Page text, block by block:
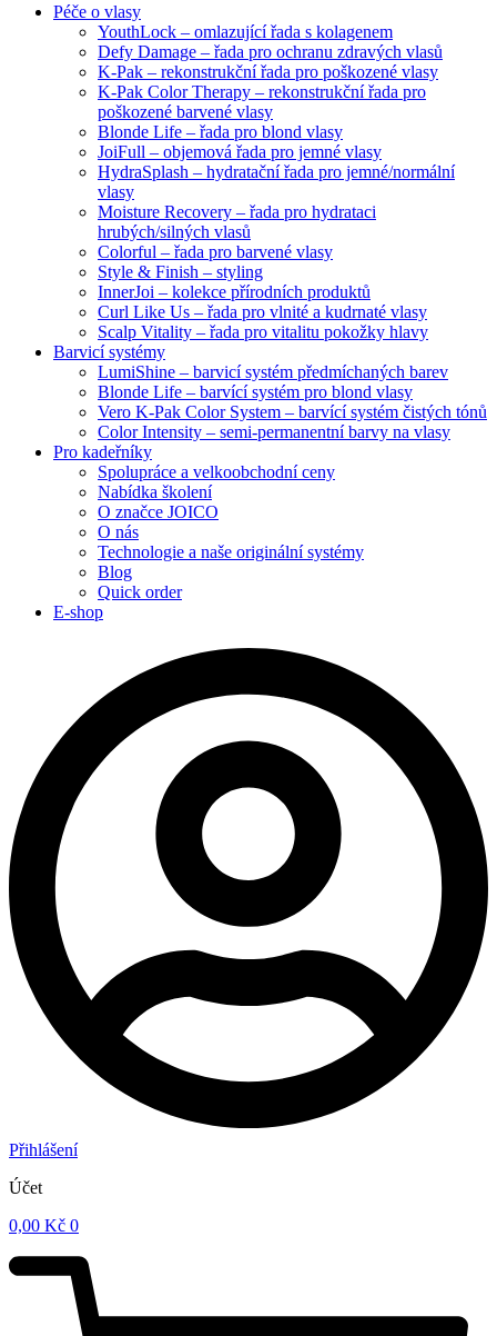
Péče o vlasy
YouthLock – omlazující řada s kolagenem
Defy Damage – řada pro ochranu zdravých vlasů
K-Pak – rekonstrukční řada pro poškozené vlasy
K-Pak Color Therapy – rekonstrukční řada pro
poškozené barvené vlasy
Blonde Life – řada pro blond vlasy
JoiFull – objemová řada pro jemné vlasy
HydraSplash – hydratační řada pro jemné/normální
vlasy
Moisture Recovery – řada pro hydrataci
hrubých/silných vlasů
Colorful – řada pro barvené vlasy
Style & Finish – styling
InnerJoi – kolekce přírodních produktů
Curl Like Us – řada pro vlnité a kudrnaté vlasy
Scalp Vitality – řada pro vitalitu pokožky hlavy
Barvicí systémy
LumiShine – barvicí systém předmíchaných barev
Blonde Life – barvící systém pro blond vlasy
Vero K-Pak Color System – barvící systém čistých tónů
Color Intensity – semi-permanentní barvy na vlasy
Pro kadeřníky
Spolupráce a velkoobchodní ceny
Nabídka školení
O značce JOICO
O nás
Technologie a naše originální systémy
Blog
Quick order
E-shop
Přihlášení
Účet
0,00 Kč 0